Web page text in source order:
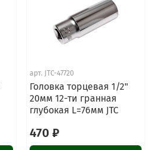
арт. JTC-47720
Головка торцевая 1/2"
20мм 12-ти гранная
глубокая L=76мм JTC
470 ₽